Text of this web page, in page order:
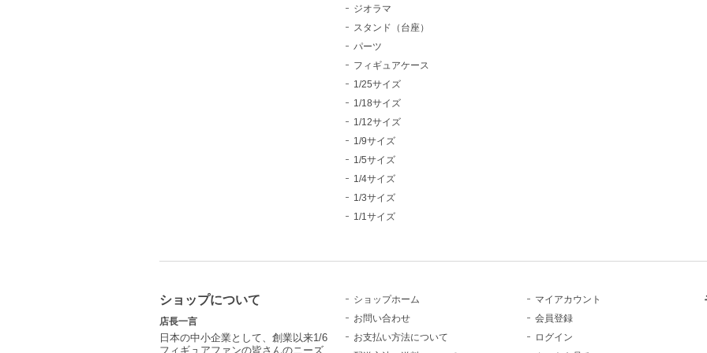
ジオラマ
スタンド（台座）
パーツ
フィギュアケース
1/25サイズ
1/18サイズ
1/12サイズ
1/9サイズ
1/5サイズ
1/4サイズ
1/3サイズ
1/1サイズ
ショップについて
店長一言
日本の中小企業として、創業以来1/6
フィギュアファンの皆さんのニーズ
ショップホーム
お問い合わせ
お支払い方法について
マイアカウント
会員登録
ログイン